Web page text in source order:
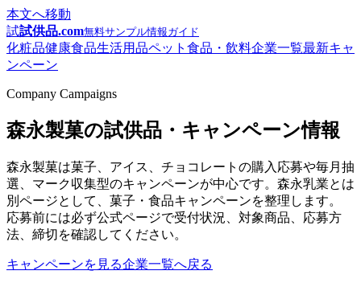
本文へ移動
試試供品.com無料サンプル情報ガイド
化粧品健康食品生活用品ペット 食品・飲料企業一覧最新キャ
ンペーン
Company Campaigns
森永製菓の試供品・キャンペーン情報
森永製菓は菓子、アイス、チョコレートの購入応募や毎月抽
選、マーク収集型のキャンペーンが中心です。森永乳業とは
別ページとして、菓子・食品キャンペーンを整理します。
応募前には必ず公式ページで受付状況、対象商品、応募方
法、締切を確認してください。
キャンペーンを見る企業一覧へ戻る